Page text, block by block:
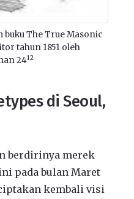
buku The True Masonic
tahun 1851 oleh
2412
di Seoul,
berdirinya merek
pada bulan Maret
kembali visi